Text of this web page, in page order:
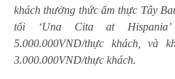
khách thưởng thức ẩm thực Tây
tối ‘Una Cita at
5.000.000VND/thực khách, và
3.000.000VND/thực khách.